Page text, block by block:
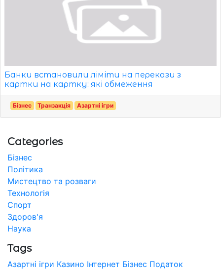
Банки встановили ліміти на перекази з
картки на картку: які обмеження
Бізнес Транзакція Азартні ігри
Categories
Бізнес
Політика
Мистецтво та розваги
Технологія
Спорт
Здоров'я
Наука
Tags
Азартні ігри Казино Інтернет Бізнес Податок